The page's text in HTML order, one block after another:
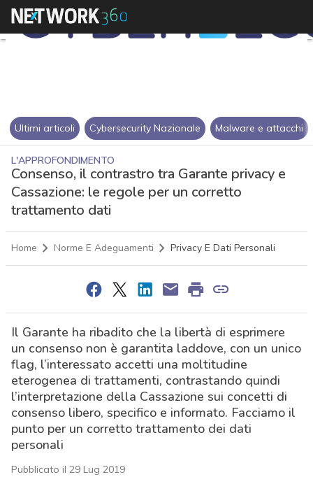
Ultimi articoli Cybersecurity Nazionale Malware e attacchi
L'APPROFONDIMENTO
Consenso, il contrastro tra Garante privacy e
Cassazione: le regole per un corretto
trattamento dati
Home Norme E Adeguamenti Privacy E Dati Personali
Il Garante ha ribadito che la libertà di esprimere
un consenso non è garantita laddove, con un unico
flag, l’interessato accetti una moltitudine
eterogenea di trattamenti, contrastando quindi
l’interpretazione della Cassazione sui concetti di
consenso libero, specifico e informato. Facciamo il
punto per un corretto trattamento dei dati
personali
Pubblicato il 29 Lug 2019